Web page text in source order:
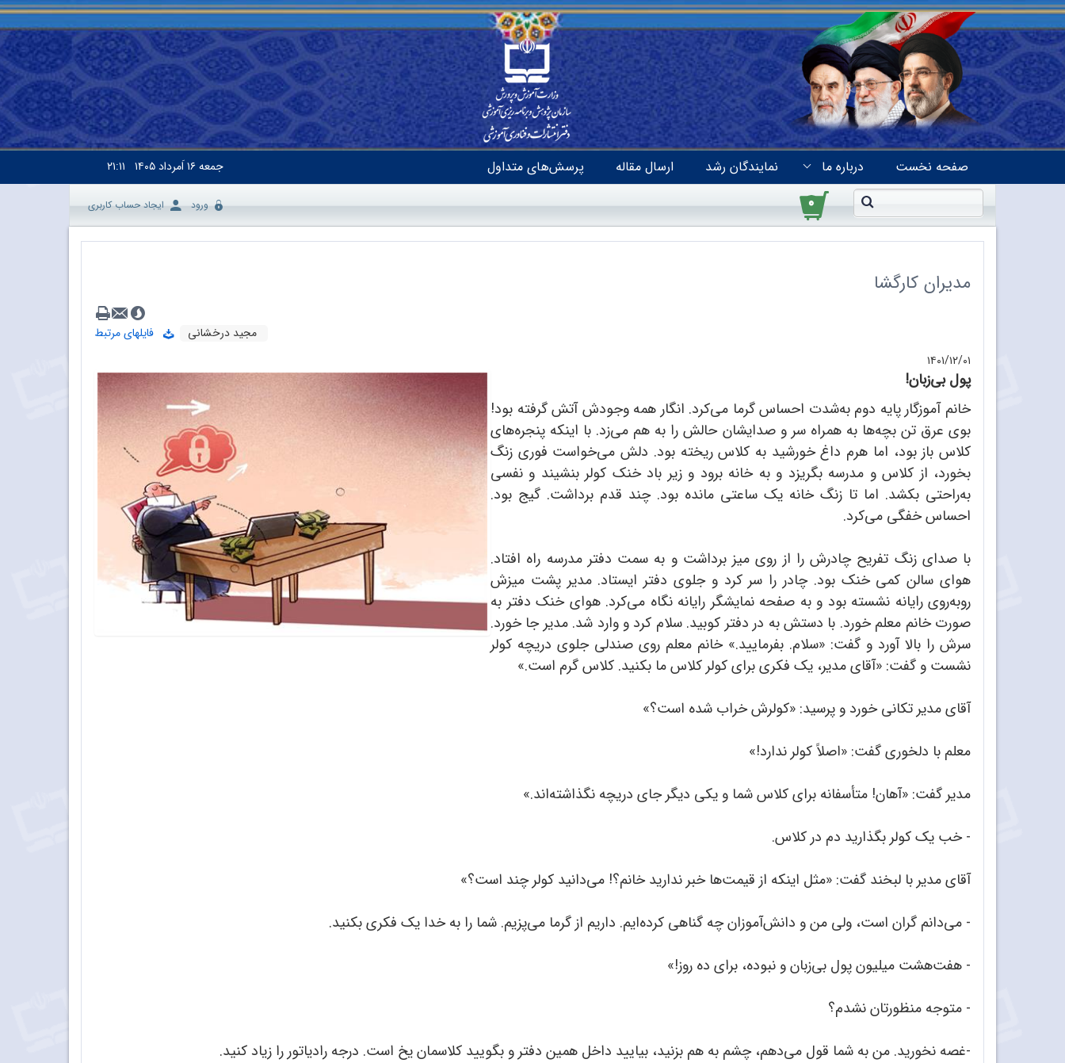
صفحه نخست درباره ما نمایندگان رشد ارسال مقاله پرسش‌های متداول جمعه۱۶ اَمرداد ۱۴۰۵ ۲۱:۱۱
۰ ورود ایجاد حساب کاربری
مدیران کارگشا
مجید درخشانی
فایلهای مرتبط
۱۴۰۱/۱۲/۰۱
پول بى‌زبان!
خانم آموزگار پایه دوم به‌شدت احساس گرما می‌کرد. انگار همه وجودش آتش گرفته بود!
بوی عرق تن بچه‌ها به همراه سر و صدایشان حالش را به هم می‌زد. با اینکه پنجره‌های
کلاس باز بود، اما هرم داغ خورشید به کلاس ریخته بود. دلش می‌خواست فوری زنگ
بخورد، از کلاس و مدرسه بگریزد و به خانه برود و زیر باد خنک کولر بنشیند و نفسی
به‌راحتی بکشد. اما تا زنگ خانه یک ساعتی مانده بود. چند قدم برداشت. گیج بود.
احساس خفگی می‌کرد.
با صدای زنگ تفریح چادرش را از روی میز برداشت و به سمت دفتر مدرسه راه افتاد.
هوای سالن کمی خنک بود. چادر را سر کرد و جلوی دفتر ایستاد. مدیر پشت میزش
روبه‌روی رایانه نشسته بود و به صفحه نمایشگر رایانه نگاه می‌کرد. هوای خنک دفتر به
صورت خانم معلم خورد. با دستش به در دفتر کوبید. سلام کرد و وارد شد. مدیر جا خورد.
سرش را بالا آورد و گفت: «سلام. بفرمایید.» خانم معلم روی صندلی جلوی دریچه کولر
نشست و گفت: «آقای مدیر، یک فکری برای کولر کلاس ما بکنید. کلاس گرم است.»
آقای مدیر تکانی خورد و پرسید: «کولرش خراب شده است؟»
معلم با دلخوری گفت: «اصلاً کولر ندارد!»
مدیر گفت: «آهان! متأسفانه برای کلاس شما و یکی دیگر جای دریچه نگذاشته‌اند.»
- خب یک کولر بگذارید دم در کلاس.
آقای مدیر با لبخند گفت: «مثل اینکه از قیمت‌ها خبر ندارید خانم؟! می‌دانید کولر چند است؟»
- می‌دانم گران است، ولی من و دانش‌آموزان چه گناهی کرده‌ایم. داریم از گرما می‌پزیم. شما را به خدا یک فکری بکنید.
- هفت‌هشت میلیون پول بی‌زبان و نبوده، برای ده روز!»
- متوجه منظورتان نشدم؟
-غصه نخورید. من به شما قول می‌دهم، چشم به هم بزنید، بیایید داخل همین دفتر و بگویید کلاسمان یخ است. درجه رادیاتور را زیاد کنید.